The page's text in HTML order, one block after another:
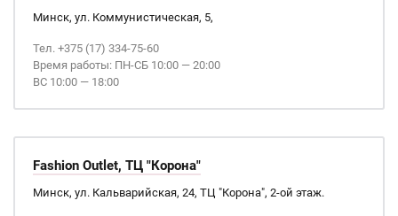
Минск, ул. Коммунистическая, 5,
Тел. +375 (17) 334-75-60
Время работы: ПН-СБ 10:00 — 20:00
ВС 10:00 — 18:00
Fashion Outlet, ТЦ "Корона"
Минск, ул. Кальварийская, 24, ТЦ "Корона", 2-ой этаж.